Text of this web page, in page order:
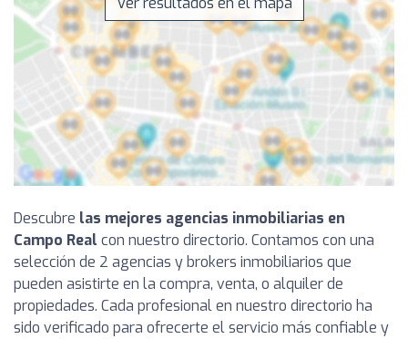
Descubre las mejores agencias inmobiliarias en
Campo Real con nuestro directorio. Contamos con una
selección de 2 agencias y brokers inmobiliarios que
pueden asistirte en la compra, venta, o alquiler de
propiedades. Cada profesional en nuestro directorio ha
sido verificado para ofrecerte el servicio más confiable y